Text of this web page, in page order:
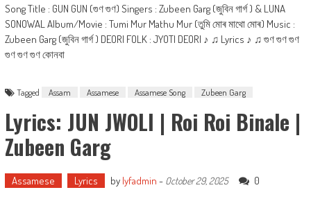
Song Title : GUN GUN (গুণ গুণ) Singers : Zubeen Garg (জুবিন গাৰ্গ ) & LUNA
SONOWAL Album/Movie : Tumi Mur Mathu Mur (তুমি মোৰ মাথো মোৰ) Music :
Zubeen Garg (জুবিন গাৰ্গ ) DEORI FOLK : JYOTI DEORI ♪ ♫ Lyrics ♪ ♫ গুণ গুণ গুণ
গুণ গুণ গুণ কোনবা
Tagged Assam Assamese Assamese Song Zubeen Garg
Lyrics: JUN JWOLI | Roi Roi Binale |
Zubeen Garg
Assamese Lyrics by lyfadmin - October 29, 2025 0